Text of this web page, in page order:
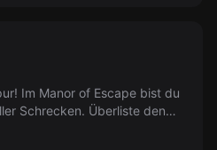
Im Manor of Escape bist du
Schrecken. Überliste den